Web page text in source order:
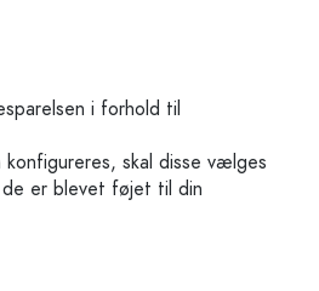
i forhold til
konfigureres, skal disse vælges
er blevet føjet til din